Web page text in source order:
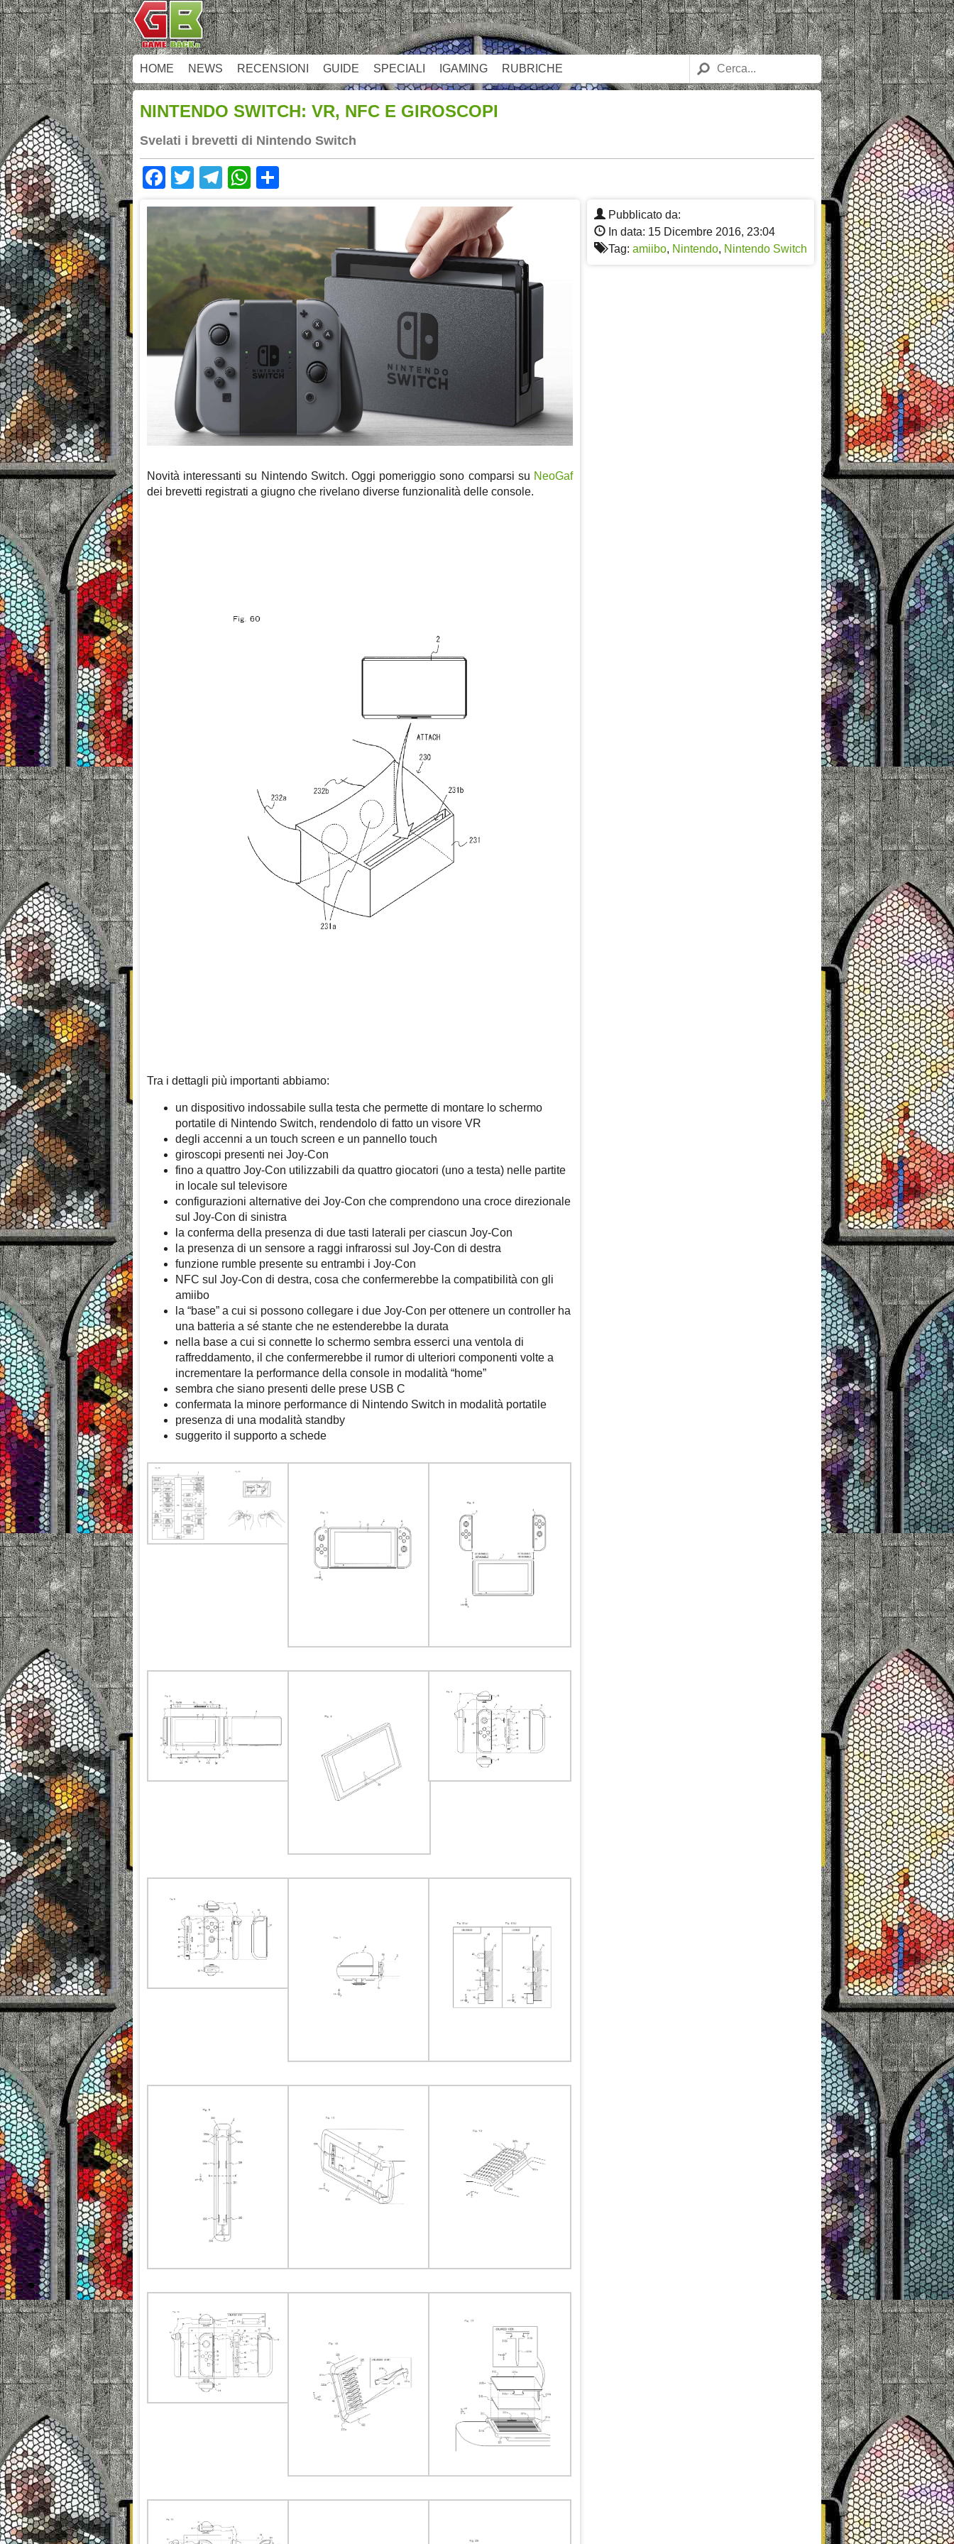
HOME NEWS RECENSIONI GUIDE SPECIALI IGAMING RUBRICHE
NINTENDO SWITCH: VR, NFC E GIROSCOPI
Svelati i brevetti di Nintendo Switch
Facebook
TwitterTelegram
WhatsApp
Pubblicato da:
In data: 15 Dicembre 2016, 23:04
Tag: amiibo, Nintendo, Nintendo Switch
Novità interessanti su Nintendo Switch. Oggi pomeriggio sono comparsi su NeoGaf
dei brevetti registrati a giugno che rivelano diverse funzionalità delle console.
Tra i dettagli più importanti abbiamo:
un dispositivo indossabile sulla testa che permette di montare lo schermo
portatile di Nintendo Switch, rendendolo di fatto un visore VR
degli accenni a un touch screen e un pannello touch
giroscopi presenti nei Joy-Con
fino a quattro Joy-Con utilizzabili da quattro giocatori (uno a testa) nelle partite
in locale sul televisore
configurazioni alternative dei Joy-Con che comprendono una croce direzionale
sul Joy-Con di sinistra
la conferma della presenza di due tasti laterali per ciascun Joy-Con
la presenza di un sensore a raggi infrarossi sul Joy-Con di destra
funzione rumble presente su entrambi i Joy-Con
NFC sul Joy-Con di destra, cosa che confermerebbe la compatibilità con gli
amiibo
la “base” a cui si possono collegare i due Joy-Con per ottenere un controller ha
una batteria a sé stante che ne estenderebbe la durata
nella base a cui si connette lo schermo sembra esserci una ventola di
raffreddamento, il che confermerebbe il rumor di ulteriori componenti volte a
incrementare la performance della console in modalità “home”
sembra che siano presenti delle prese USB C
confermata la minore performance di Nintendo Switch in modalità portatile
presenza di una modalità standby
suggerito il supporto a schede